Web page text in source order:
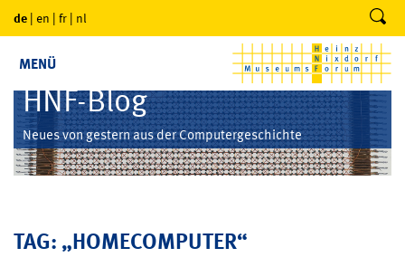
de | en | fr | nl
MENÜ
HNF-Blog
Neues von gestern aus der Computergeschichte
TAG: „HOMECOMPUTER“